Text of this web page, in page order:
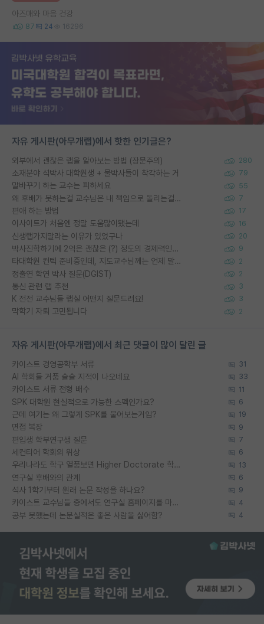
아즈매와 마음 건강
87 24 16296
자유 게시판(아무개랩)에서 핫한 인기글은?
외부에서 괜찮은 랩을 알아보는 방법 (장문주의) 280
소재분야 석박사 대학원생 + 물박사들이 착각하는 거 79
말바꾸기 하는 교수는 피하세요 55
왜 후배가 못하는걸 교수님은 내 책임으로 돌리는걸까요? 7
편애 하는 방법 17
이사이트가 처음엔 정말 도움많이됐는데 16
신생랩가지말라는 이유가 있었구나 20
박사진학하기에 2억은 괜찮은 (?) 정도의 경제력인가요 9
타대학원 컨텍 준비중인데, 지도교수님께는 언제 말씀드려야 할까요? 2
정출연 학연 박사 질문(DGIST) 2
통신 관련 랩 추천 3
K 전전 교수님들 랩실 어떤지 질문드려요! 3
막학기 자퇴 고민됩니다 2
자유 게시판(아무개랩)에서 최근 댓글이 많이 달린 글
카이스트 경영공학부 서류 31
AI 학회들 거품 슬슬 지적이 나오네요 33
카이스트 서류 전형 배수 11
SPK 대학원 현실적으로 가능한 스펙인가요? 6
근데 여기는 왜 그렇게 SPK를 물어보는거임? 19
면접 복장 9
편입생 학부연구생 질문 7
세컨티어 학회의 위상 6
우리나라도 학구 열풍보면 Higher Doctorate 학위가 필요하다고 봅니다. 13
연구실 후배와의 관계 6
석사 1학기부터 원래 논문 작성을 하나요? 9
카이스트 교수님들 중에서도 연구실 홈페이지를 마련 안 하신 분들이 계시던데 4
공부 못했는데 논문실적은 좋은 사람을 싫어함? 4